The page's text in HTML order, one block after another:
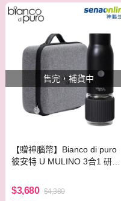
售完，補貨中
【贈神腦幣】Bianco di puro
彼安特 U MULINO 3合1 研磨
$3,680 $4,380